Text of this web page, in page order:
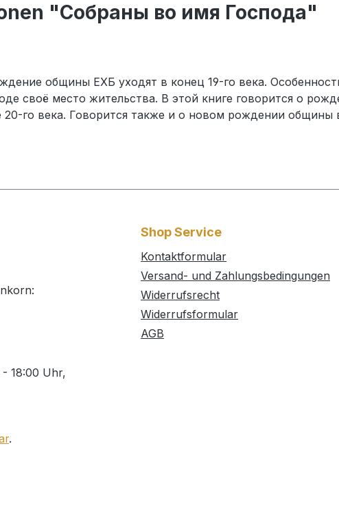
"Собраны во имя Господа"
общины ЕХБ уходят в конец 19-го века.
своё место жительства. В этой книге говорится о
20-го века. Говорится также и о новом рождении
18:00 Uhr,
.
Shop Service
Kontaktformular
Versand- und Zahlungsbedingungen
Widerrufsrecht
Widerrufsformular
AGB